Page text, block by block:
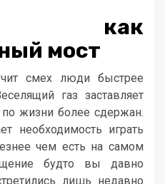
как
мост
смех люди быстрее
газ заставляет
жизни более сдержан.
необходимость играть
чем есть на самом
будто вы давно
лишь недавно